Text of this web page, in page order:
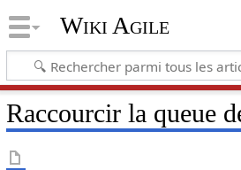
Wiki Agile
Raccourcir la queue